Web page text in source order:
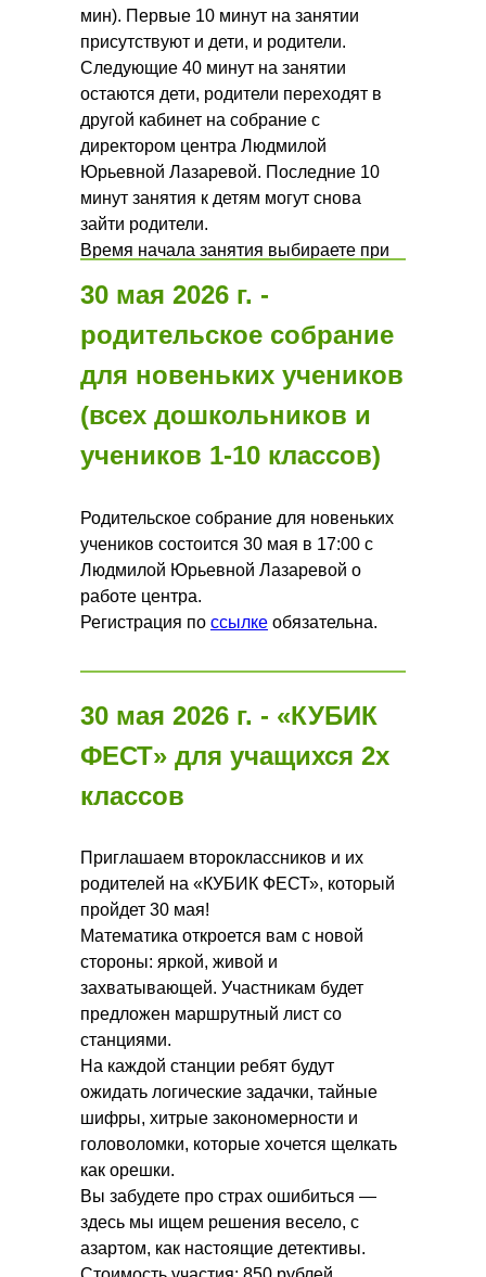
мин). Первые 10 минут на занятии
присутствуют и дети, и родители.
Следующие 40 минут на занятии
остаются дети, родители переходят в
другой кабинет на собрание с
директором центра Людмилой
Юрьевной Лазаревой. Последние 10
минут занятия к детям могут снова
зайти родители.
Время начала занятия выбираете при
30 мая 2026 г. -
родительское собрание
для новеньких учеников
(всех дошкольников и
учеников 1-10 классов)
Родительское собрание для новеньких
учеников состоится 30 мая в 17:00 с
Людмилой Юрьевной Лазаревой о
работе центра.
Регистрация по ссылке обязательна.
30 мая 2026 г. - «КУБИК
ФЕСТ» для учащихся 2х
классов
Приглашаем второклассников и их
родителей на «КУБИК ФЕСТ», который
пройдет 30 мая!
Математика откроется вам с новой
стороны: яркой, живой и
захватывающей. Участникам будет
предложен маршрутный лист со
станциями.
На каждой станции ребят будут
ожидать логические задачки, тайные
шифры, хитрые закономерности и
головоломки, которые хочется щелкать
как орешки.
Вы забудете про страх ошибиться —
здесь мы ищем решения весело, с
азартом, как настоящие детективы.